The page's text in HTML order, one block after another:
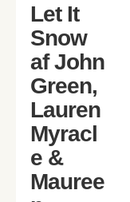
Let It
Snow
af John
Green,
Lauren
Myracl
e &
Mauree